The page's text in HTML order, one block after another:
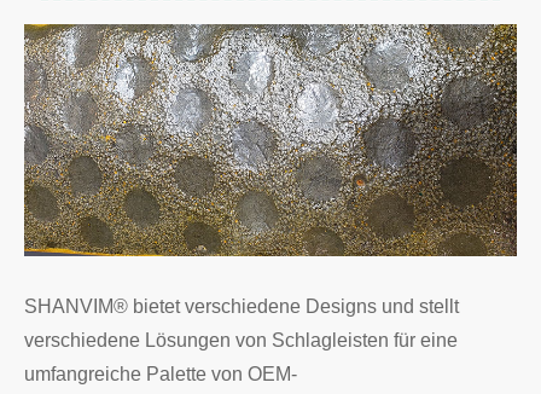
SHANVIM® bietet verschiedene Designs und stellt
verschiedene Lösungen von Schlagleisten für eine
umfangreiche Palette von OEM-